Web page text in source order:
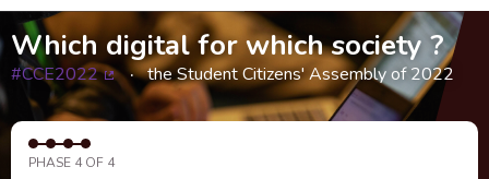
Which digital for which society ?
#CCE2022
(External link)
the Student Citizens' Assembly of 2022
PHASE 4 OF 4